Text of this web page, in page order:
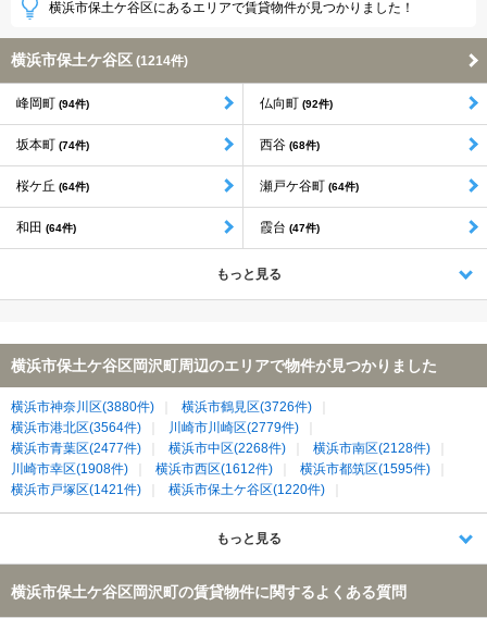
横浜市保土ケ谷区にあるエリアで賃貸物件が見つかりました！
横浜市保土ケ谷区 (1214件)
峰岡町 (94件) 仏向町 (92件)
坂本町 (74件) 西谷 (68件)
桜ケ丘 (64件) 瀬戸ケ谷町 (64件)
和田 (64件) 霞台 (47件)
もっと見る
横浜市保土ケ谷区岡沢町周辺のエリアで物件が見つかりました
横浜市神奈川区(3880件)
横浜市鶴見区(3726件)
横浜市港北区(3564件)
川崎市川崎区(2779件)
横浜市青葉区(2477件)
横浜市中区(2268件)
横浜市南区(2128件)
川崎市幸区(1908件)
横浜市西区(1612件)
横浜市都筑区(1595件)
横浜市戸塚区(1421件)
横浜市保土ケ谷区(1220件)
横浜市緑区(965件)
横浜市旭区(893件)
横浜市磯子区(850件)
横浜市港南区(659件)
もっと見る
横浜市保土ケ谷区岡沢町の賃貸物件に関するよくある質問